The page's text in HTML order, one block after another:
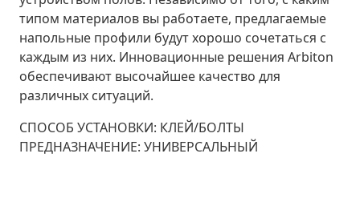
типом материалов вы работаете, предлагаемые
напольные профили будут хорошо сочетаться с
каждым из них. Инновационные решения Arbiton
обеспечивают высочайшее качество для
различных ситуаций.
СПОСОБ УСТАНОВКИ: КЛЕЙ/БОЛТЫ
ПРЕДНАЗНАЧЕНИЕ: УНИВЕРСАЛЬНЫЙ